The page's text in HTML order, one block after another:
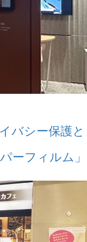
バシー保護と
ーフィルム」